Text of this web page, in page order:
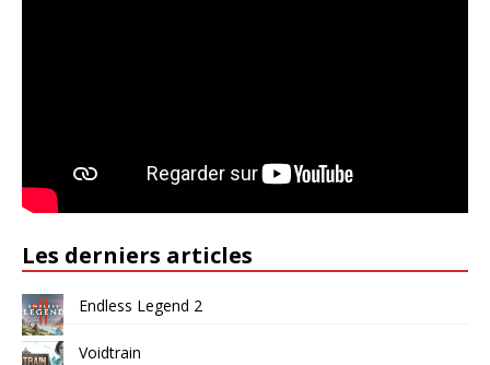
Les derniers articles
Endless Legend 2
Voidtrain